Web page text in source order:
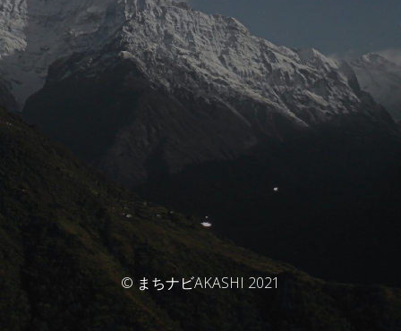
© まちナビAKASHI 2021